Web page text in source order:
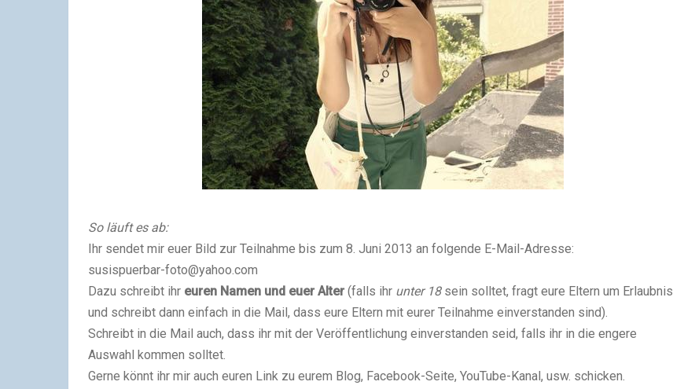
So läuft es ab:
Ihr sendet mir euer Bild zur Teilnahme bis zum 8. Juni 2013 an folgende E-Mail-Adresse:
susispuerbar-foto@yahoo.com
Dazu schreibt ihr euren Namen und euer Alter (falls ihr unter 18sein solltet, fragt eure Eltern um Erlaubnis
und schreibt dann einfach in die Mail, dass eure Eltern mit eurer Teilnahme einverstanden sind).
Schreibt in die Mail auch, dass ihr mit der Veröffentlichung einverstanden seid, falls ihr in die engere
Auswahl kommen solltet.
Gerne könnt ihr mir auch euren Link zu eurem Blog, Facebook-Seite, YouTube-Kanal, usw. schicken.